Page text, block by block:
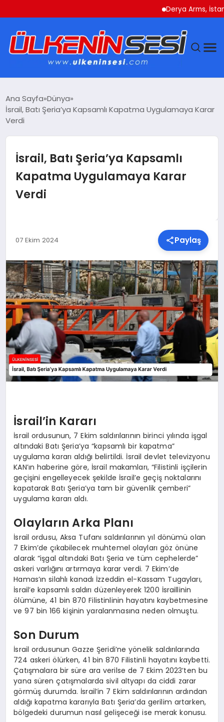
Derya Arms, İstanbul
EKONOMI
SAĞLIK
TEKNOLOJI
YAŞAM
MALATYA HABERLERI
Ana Sayfa Dünya
İsrail, Batı Şeria’ya Kapsamlı Kapatma Uygulamaya Karar
Verdi
İsrail, Batı Şeria’ya Kapsamlı
Kapatma Uygulamaya Karar
Verdi
07 Ekim 2024 Paylaş
İsrail’in Kararı
İsrail ordusunun, 7 Ekim saldırılarının birinci yılında işgal
altındaki Batı Şeria’ya “kapsamlı bir kapatma”
uygulama kararı aldığı belirtildi. İsrail devlet televizyonu
KAN’ın haberine göre, İsrail makamları, “Filistinli işçilerin
geçişini engelleyecek şekilde İsrail’e geçiş noktalarını
kapatarak Batı Şeria’ya tam bir güvenlik çemberi”
uygulama kararı aldı.
Olayların Arka Planı
İsrail ordusu, Aksa Tufanı saldırılarının yıl dönümü olan
7 Ekim’de çıkabilecek muhtemel olayları göz önüne
alarak “işgal altındaki Batı Şeria ve tüm cephelerde”
askeri varlığını artırmaya karar verdi. 7 Ekim’de
Hamas’ın silahlı kanadı İzzeddin el-Kassam Tugayları,
İsrail’e kapsamlı saldırı düzenleyerek 1200 İsraillinin
ölümüne, 41 bin 870 Filistinlinin hayatını kaybetmesine
ve 97 bin 166 kişinin yaralanmasına neden olmuştu.
Son Durum
İsrail ordusunun Gazze Şeridi’ne yönelik saldırılarında
724 askeri ölürken, 41 bin 870 Filistinli hayatını kaybetti.
Çatışmalara bir süre ara verilse de 7 Ekim 2023’ten bu
yana süren çatışmalarda sivil altyapı da ciddi zarar
görmüş durumda. İsrail’in 7 Ekim saldırılarının ardından
aldığı kapatma kararıyla Batı Şeria’da gerilim artarken,
bölgedeki durumun nasıl gelişeceği ise merak konusu.